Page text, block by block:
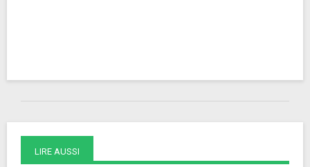
LIRE AUSSI